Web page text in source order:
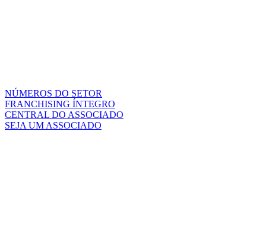
NÚMEROS DO SETOR
FRANCHISING ÍNTEGRO
CENTRAL DO ASSOCIADO
SEJA UM ASSOCIADO